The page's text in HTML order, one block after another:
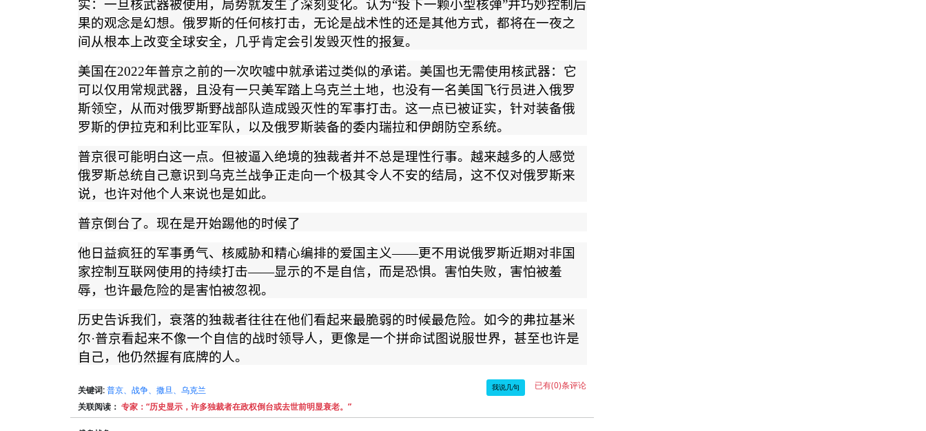
实：一旦核武器被使用，局势就发生了深刻变化。认为“投下一颗小型核弹”并巧妙控制后
果的观念是幻想。俄罗斯的任何核打击，无论是战术性的还是其他方式，都将在一夜之
间从根本上改变全球安全，几乎肯定会引发毁灭性的报复。
美国在2022年普京之前的一次吹嘘中就承诺过类似的承诺。美国也无需使用核武器：它
可以仅用常规武器，且没有一只美军踏上乌克兰土地，也没有一名美国飞行员进入俄罗
斯领空，从而对俄罗斯野战部队造成毁灭性的军事打击。这一点已被证实，针对装备俄
罗斯的伊拉克和利比亚军队，以及俄罗斯装备的委内瑞拉和伊朗防空系统。
普京很可能明白这一点。但被逼入绝境的独裁者并不总是理性行事。越来越多的人感觉
俄罗斯总统自己意识到乌克兰战争正走向一个极其令人不安的结局，这不仅对俄罗斯来
说，也许对他个人来说也是如此。
普京倒台了。现在是开始踢他的时候了
他日益疯狂的军事勇气、核威胁和精心编排的爱国主义——更不用说俄罗斯近期对非国
家控制互联网使用的持续打击——显示的不是自信，而是恐惧。害怕失败，害怕被羞
辱，也许最危险的是害怕被忽视。
历史告诉我们，衰落的独裁者往往在他们看起来最脆弱的时候最危险。如今的弗拉基米
尔·普京看起来不像一个自信的战时领导人，更像是一个拼命试图说服世界，甚至也许是
自己，他仍然握有底牌的人。
关键词: 普京、战争、撒旦、乌克兰 我说几句 已有(0)条评论
关联阅读： 专家：“历史显示，许多独裁者在政权倒台或去世前明显衰老。”